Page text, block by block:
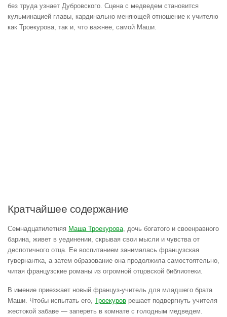
без труда узнает Дубровского. Сцена с медведем становится
кульминацией главы, кардинально меняющей отношение к учителю
как Троекурова, так и, что важнее, самой Маши.
Кратчайшее содержание
Семнадцатилетняя Маша Троекурова, дочь богатого и своенравного
барина, живет в уединении, скрывая свои мысли и чувства от
деспотичного отца. Ее воспитанием занималась французская
гувернантка, а затем образование она продолжила самостоятельно,
читая французские романы из огромной отцовской библиотеки.
В имение приезжает новый француз-учитель для младшего брата
Маши. Чтобы испытать его, Троекуров решает подвергнуть учителя
жестокой забаве — запереть в комнате с голодным медведем.